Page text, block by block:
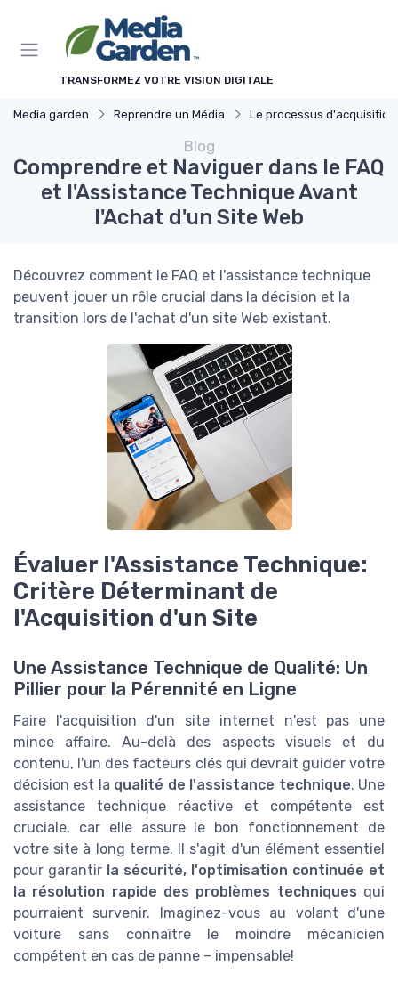
TRANSFORMEZ VOTRE VISION DIGITALE
Media garden Reprendre un Média Le processus d'acquisition
Blog
Comprendre et Naviguer dans le FAQ
et l'Assistance Technique Avant
l'Achat d'un Site Web
Découvrez comment le FAQ et l'assistance technique
peuvent jouer un rôle crucial dans la décision et la
transition lors de l'achat d'un site Web existant.
Évaluer l'Assistance Technique:
Critère Déterminant de
l'Acquisition d'un Site
Une Assistance Technique de Qualité: Un
Pillier pour la Pérennité en Ligne
Faire l'acquisition d'un site internet n'est pas une
mince affaire. Au-delà des aspects visuels et du
contenu, l'un des facteurs clés qui devrait guider votre
décision est la qualité de l'assistance technique. Une
assistance technique réactive et compétente est
cruciale, car elle assure le bon fonctionnement de
votre site à long terme. Il s'agit d'un élément essentiel
pour garantir la sécurité, l'optimisation continuée et
la résolution rapide des problèmes techniques qui
pourraient survenir. Imaginez-vous au volant d'une
voiture sans connaître le moindre mécanicien
compétent en cas de panne – impensable!